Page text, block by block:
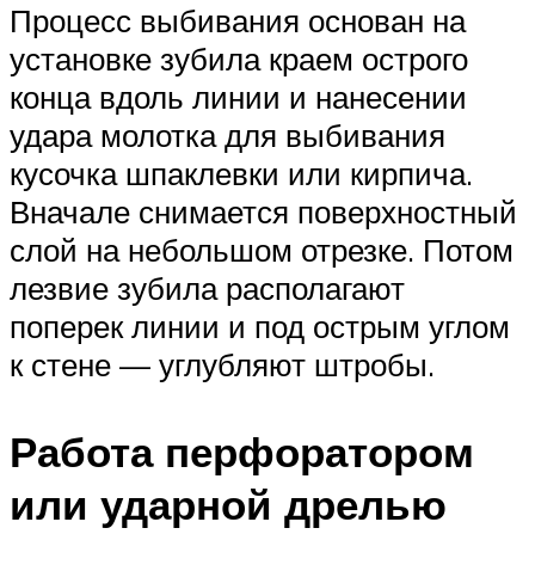
Процесс выбивания основан на
установке зубила краем острого
конца вдоль линии и нанесении
удара молотка для выбивания
кусочка шпаклевки или кирпича.
Вначале снимается поверхностный
слой на небольшом отрезке. Потом
лезвие зубила располагают
поперек линии и под острым углом
к стене — углубляют штробы.
Работа перфоратором
или ударной дрелью